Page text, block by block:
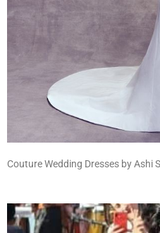
Couture Wedding Dresses by Ashi